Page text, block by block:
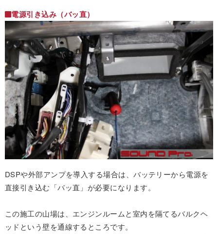
電源引き込み（バッ直）
DSPや外部アンプを導入する場合は、バッテリーから電源を
直接引き込む「バッ直」が必要になります。
この施工の山場は、エンジンルームと室内を隔てるバルクヘ
ッドという壁を通線するところです。